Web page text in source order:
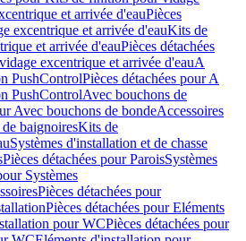
et arrivée d'eauPièces
excentrique et arrivée d'eauKits de
et arrivée d'eauPièces détachées
excentrique et arrivée d'eauA
PushControlPièces détachées pour A
PushControlAvec bouchons de
Avec bouchons de bondeAccessoires
baignoiresKits de
Systèmes d'installation et de chasse
Pièces détachées pour ParoisSystèmes
Systèmes
Pièces détachées pour
Pièces détachées pour Eléments
pour WCPièces détachées pour